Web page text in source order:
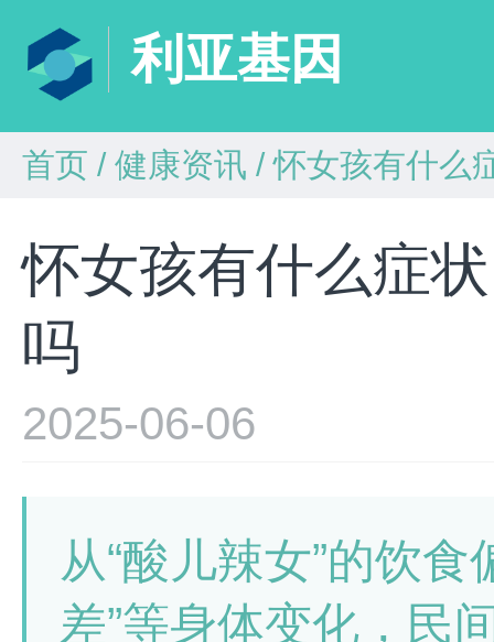
利亚基因
首页 / 健康资讯 /怀女孩有什么
怀女孩有什么症
吗
2025-06-06
从“酸儿辣女”的饮食
差”等身体变化，民